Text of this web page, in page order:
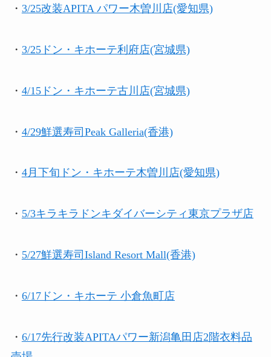
・ 3/25改装APITA パワー木曽川店(愛知県)
・ 3/25ドン・キホーテ利府店(宮城県)
・ 4/15ドン・キホーテ古川店(宮城県)
・ 4/29鮮選寿司Peak Galleria(香港)
・ 4月下旬ドン・キホーテ木曽川店(愛知県)
・ 5/3キラキラドンキダイバーシティ東京プラザ店
・ 5/27鮮選寿司Island Resort Mall(香港)
・ 6/17ドン・キホーテ 小倉魚町店
・ 6/17先行改装APITAパワー新潟亀田店2階衣料品